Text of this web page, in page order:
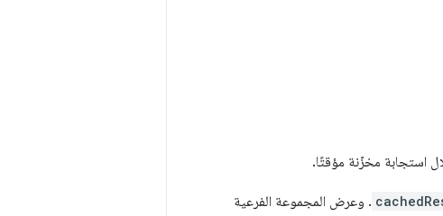
استجابة مخزّنة مؤقتًا.
. وعرض المجموعة الفرعية